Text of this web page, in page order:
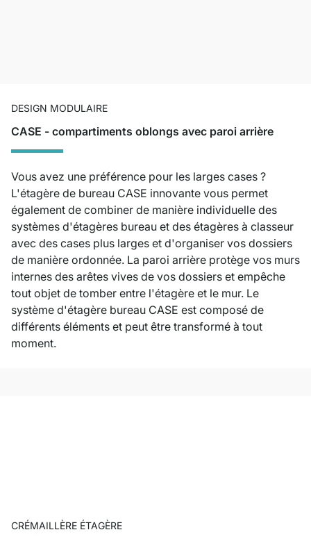
DESIGN MODULAIRE
CASE - compartiments oblongs avec paroi arrière
Vous avez une préférence pour les larges cases ?
L'étagère de bureau CASE innovante vous permet
également de combiner de manière individuelle des
systèmes d'étagères bureau et des étagères à classeur
avec des cases plus larges et d'organiser vos dossiers
de manière ordonnée. La paroi arrière protège vos murs
internes des arêtes vives de vos dossiers et empêche
tout objet de tomber entre l'étagère et le mur. Le
système d'étagère bureau CASE est composé de
différents éléments et peut être transformé à tout
moment.
CRÉMAILLÈRE ÉTAGÈRE